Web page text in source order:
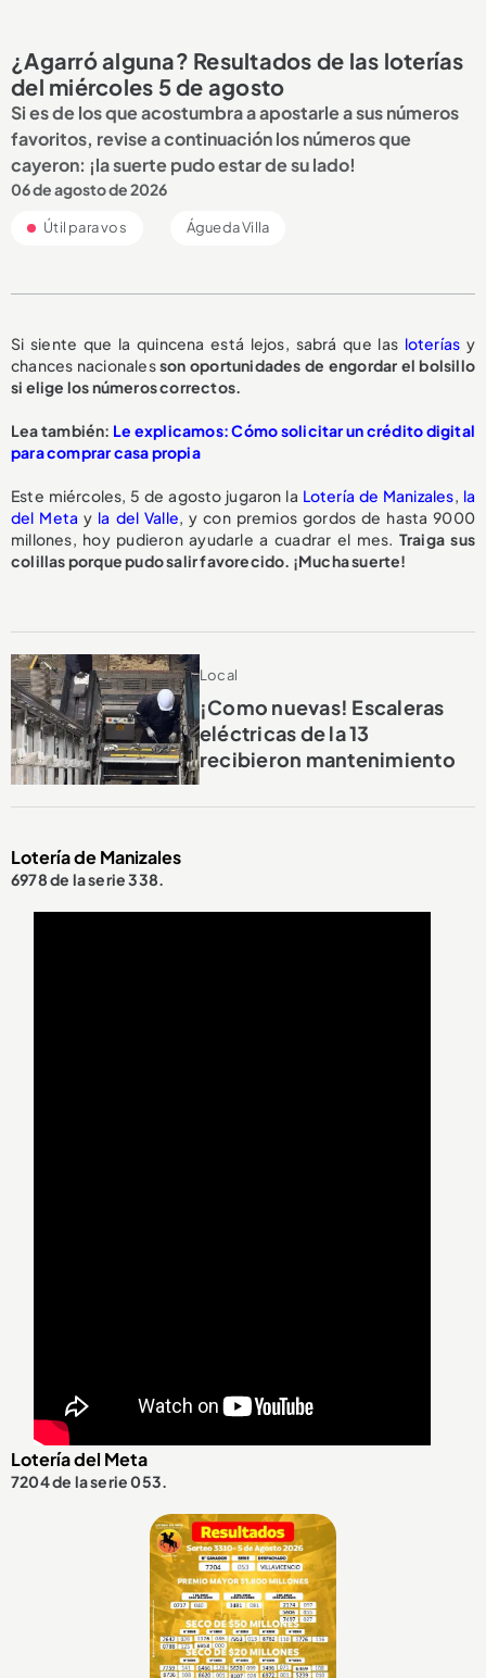
¿Agarró alguna? Resultados de las loterías
del miércoles 5 de agosto
Si es de los que acostumbra a apostarle a sus números
favoritos, revise a continuación los números que
cayeron: ¡la suerte pudo estar de su lado!
06 de agosto de 2026
Útil para vos Águeda Villa
Si siente que la quincena está lejos, sabrá que las loterías y
chances nacionalesson oportunidades de engordar el bolsillo
si elige los números correctos.
Lea también: Le explicamos: Cómo solicitar un crédito digital
para comprar casa propia
Este miércoles, 5 de agosto jugaron la Lotería de Manizales, la
del Meta y la del Valle, y con premios gordos de hasta 9000
millones, hoy pudieron ayudarle a cuadrar el mes. Traiga sus
colillas porque pudo salir favorecido. ¡Mucha suerte!
Local
¡Como nuevas! Escaleras
eléctricas de la 13
recibieron mantenimiento
Lotería de Manizales
6978 de la serie 338.
Lotería del Meta
7204 de la serie 053.